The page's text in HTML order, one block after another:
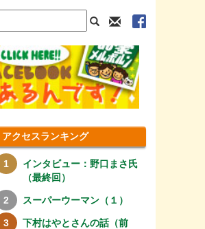
アクセスランキング
インタビュー：野口まさ氏
（最終回）
スーパーウーマン（１）
下村はやとさんの話（前